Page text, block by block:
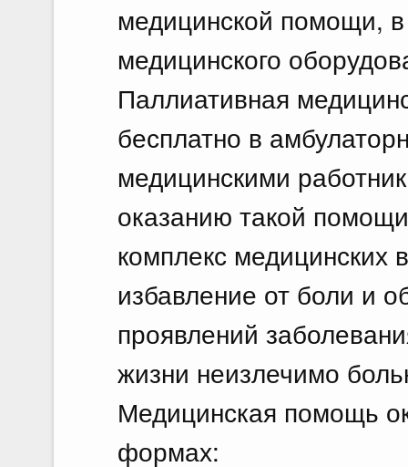
медицинской помощи,
медицинского
Паллиативная
бесплатно в
медицинскими
оказанию такой
комплекс медицинских
избавление от боли и
проявлений
жизни неизлечимо
Медицинская помощь
формах: